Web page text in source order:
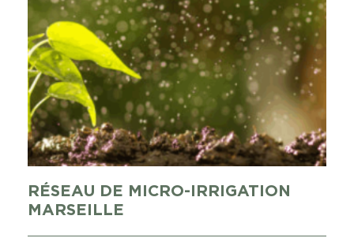
RÉSEAU DE MICRO-IRRIGATION
MARSEILLE